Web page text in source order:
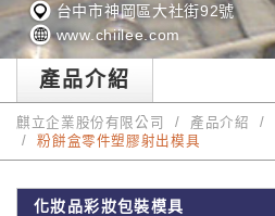
台中市神岡區大社街92號
www.chiilee.com
產品介紹
麒立企業股份有限公司 產品介紹
粉餅盒零件塑膠射出模具
化妝品彩妝包裝模具